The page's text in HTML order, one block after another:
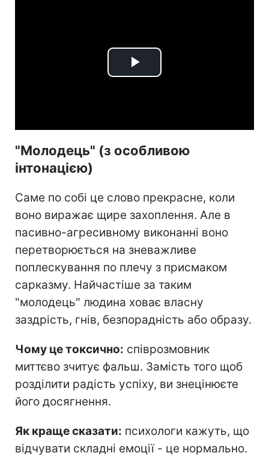
Play
"Молодець" (з особливою
інтонацією)
Саме по собі це слово прекрасне, коли
воно виражає щире захоплення. Але в
пасивно-агресивному виконанні воно
перетворюється на зневажливе
поплескування по плечу з присмаком
сарказму. Найчастіше за таким
"молодець" людина ховає власну
заздрість, гнів, безпорадність або образу.
Чому це токсично: співрозмовник
миттєво зчитує фальш. Замість того щоб
розділити радість успіху, ви знецінюєте
його досягнення.
Як краще сказати: психологи кажуть, що
відчувати складні емоції - це нормально.